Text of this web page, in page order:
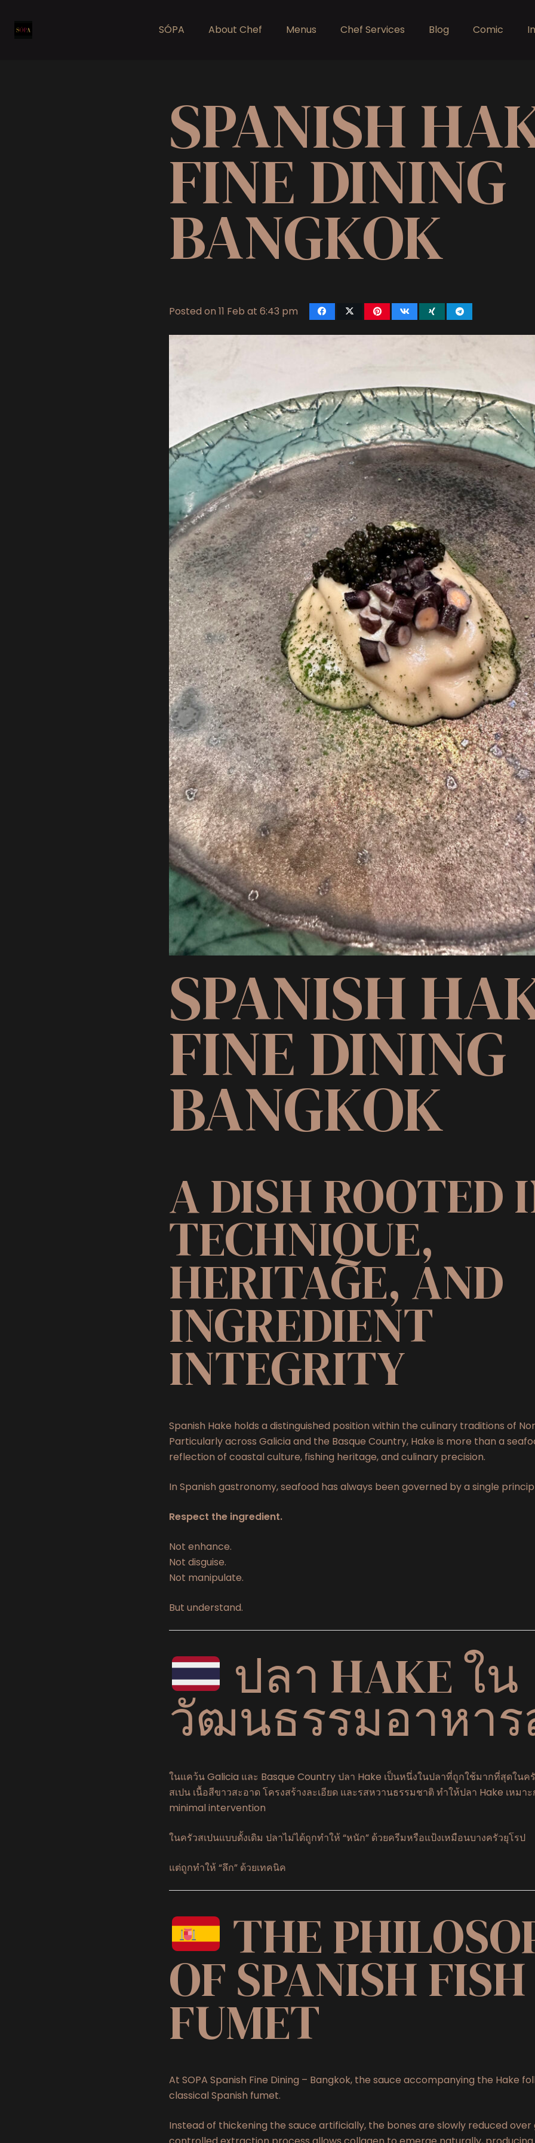
SÓPA About Chef Menus Chef Services Blog Comic
SPANISH
FINE DINING
BANGKOK
Posted on 11 Feb at 6:43 pm
SPANISH
FINE DINING
BANGKOK
A DISH ROOTED
TECHNIQUE,
HERITAGE, AND
INGREDIENT
INTEGRITY
Spanish Hake holds a distinguished position within the culinary traditions of
Particularly across Galicia and the Basque Country, Hake is more than a
reflection of coastal culture, fishing heritage, and culinary precision.
In Spanish gastronomy, seafood has always been governed by a single
Respect the ingredient.
Not enhance.
Not disguise.
Not manipulate.
But understand.
ปลา HAKE ใน
วัฒนธรรมอาหาร
ในแคว้น Galicia และ Basque Country ปลา Hake เป็นหนึ่งในปลาที่ถูกใช้มากที่สุดในค
สเปน เนื้อสีขาวสะอาด โครงสร้างละเอียด และรสหวานธรรมชาติ ทำให้ปลา Hake เหมา
minimal intervention
ในครัวสเปนแบบดั้งเดิม ปลาไม่ได้ถูกทำให้ “หนัก” ด้วยครีมหรือแป้งเหมือนบางครัวยุโรป
แต่ถูกทำให้ “ลึก” ด้วยเทคนิค
THE
OF SPANISH FISH
FUMET
At SOPA Spanish Fine Dining – Bangkok, the sauce accompanying the Hake
classical Spanish fumet.
Instead of thickening the sauce artificially, the bones are slowly reduced over